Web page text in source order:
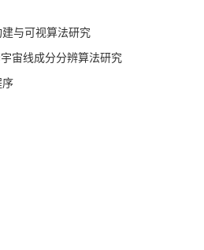
与可视算法研究
宙线成分分辨算法研究
序